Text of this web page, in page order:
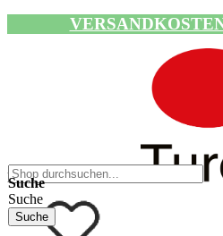
Navigation umschalten
Suche
Suche
Suche